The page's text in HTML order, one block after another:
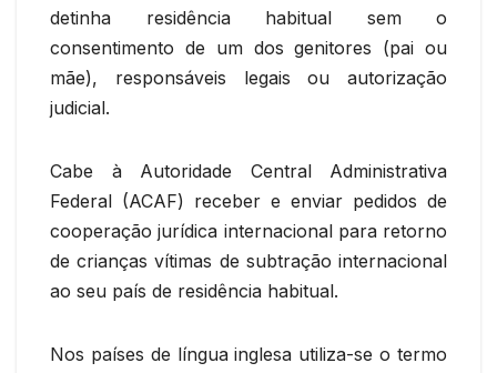
detinha residência habitual sem o
consentimento de um dos genitores (pai ou
mãe), responsáveis legais ou autorização
judicial.
Cabe à Autoridade Central Administrativa
Federal (ACAF) receber e enviar pedidos de
cooperação jurídica internacional para retorno
de crianças vítimas de subtração internacional
ao seu país de residência habitual.
Nos países de língua inglesa utiliza-se o termo